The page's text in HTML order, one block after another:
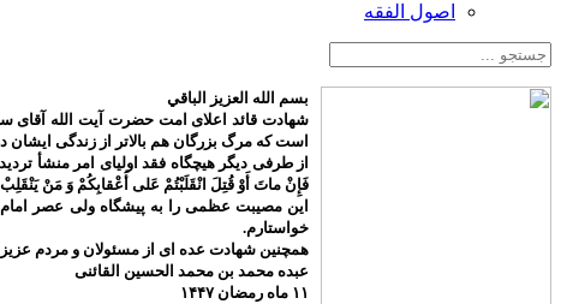
اصول الفقه
بسم الله العزیز الباقي
شهادت قائد اعلای امت حضرت آیت الله آقای
است که مرگ بزرگان هم بالاتر از زندگی
از طرفی دیگر هیچگاه فقد اولیای امر منشأ
فَإِنْ ماتَ أَوْ قُتِلَ انْقَلَبْتُمْ عَلى‌ أَعْقابِكُمْ وَ مَنْ
این مصیبت عظمی را به پیشگاه ولی عصر
خواستارم.
همچنین شهادت عده ای از مسئولان و مردم عزیز
عبده محمد بن محمد الحسین القائنی
۱۱ ماه رمضان ۱۴۴۷